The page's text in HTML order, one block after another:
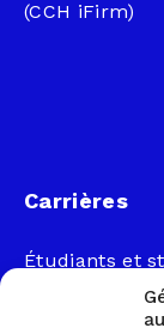
(CCH iFirm)
Carrières
Étudiants et
Professionnels
Nous joindre